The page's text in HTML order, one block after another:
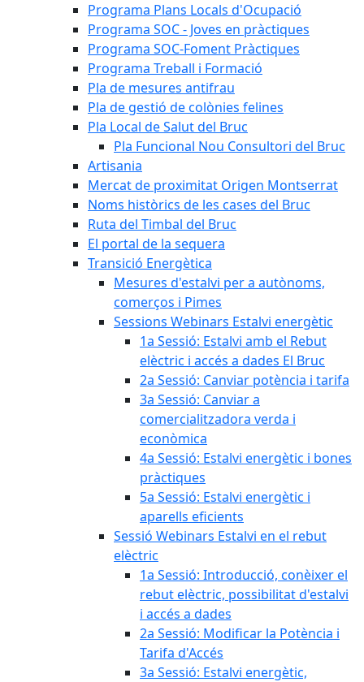
Programa Plans Locals d'Ocupació
Programa SOC - Joves en pràctiques
Programa SOC-Foment Pràctiques
Programa Treball i Formació
Pla de mesures antifrau
Pla de gestió de colònies felines
Pla Local de Salut del Bruc
Pla Funcional Nou Consultori del Bruc
Artisania
Mercat de proximitat Origen Montserrat
Noms històrics de les cases del Bruc
Ruta del Timbal del Bruc
El portal de la sequera
Transició Energètica
Mesures d'estalvi per a autònoms,
comerços i Pimes
Sessions Webinars Estalvi energètic
1a Sessió: Estalvi amb el Rebut
elèctric i accés a dades El Bruc
2a Sessió: Canviar potència i tarifa
3a Sessió: Canviar a
comercialitzadora verda i
econòmica
4a Sessió: Estalvi energètic i bones
pràctiques
5a Sessió: Estalvi energètic i
aparells eficients
Sessió Webinars Estalvi en el rebut
elèctric
1a Sessió: Introducció, conèixer el
rebut elèctric, possibilitat d'estalvi
i accés a dades
2a Sessió: Modificar la Potència i
Tarifa d'Accés
3a Sessió: Estalvi energètic,